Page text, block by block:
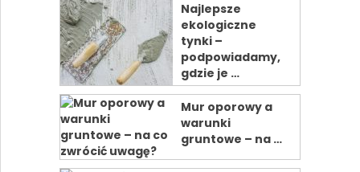
Najlepsze
ekologiczne
tynki –
podpowiadamy,
gdzie je …
Mur oporowy a
warunki
gruntowe – na …